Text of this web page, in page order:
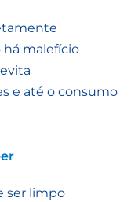
há malefício
e até o consumo
ser limpo